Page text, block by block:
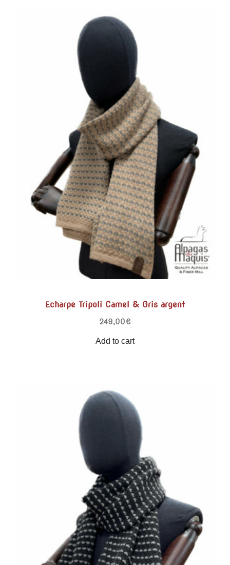
Echarpe Tripoli Camel & Gris argent
249,00€
Add to cart